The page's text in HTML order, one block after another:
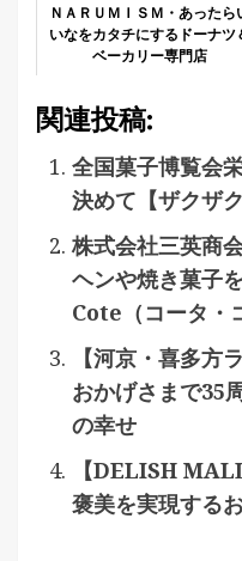
ＮＡＲＵＭＩＳＭ・あったら
いなをカタチにするドーナツ
ベーカリー専門店
関連投稿:
全国菓子博覧会
決めて【ザクザ
株式会社三英商
ヘンや焼き菓子
Cote（コータ・
【河京・喜多方
おかげさまで35
の幸せ
【DELISH
褒美を実現する